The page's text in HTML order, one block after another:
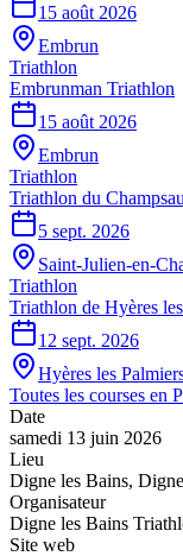
15 août 2026
Embrun
Triathlon
Embrunman Triathlon
15 août 2026
Embrun
Triathlon
Triathlon du
5 sept. 2026
Saint-Julien-en-
Triathlon
Triathlon de Hyères
12 sept. 2026
Hyères les
Toutes les courses en
Date
samedi 13 juin 2026
Lieu
Digne les Bains,
Organisateur
Digne les Bains
Site web